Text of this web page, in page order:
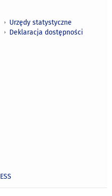
Urzędy statystyczne
Deklaracja dostępności
ESS